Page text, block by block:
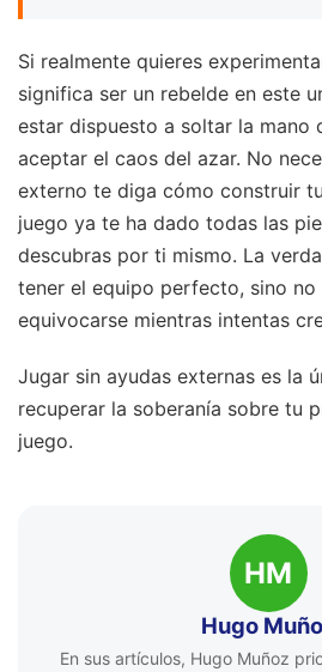
Si realmente quieres
significa ser un rebelde en este
estar dispuesto a soltar la mano
aceptar el caos del azar. No
externo te diga cómo construir
juego ya te ha dado todas las
descubras por ti mismo. La
tener el equipo perfecto, sino no
equivocarse mientras intentas
Jugar sin ayudas externas es la
recuperar la soberanía sobre tu
juego.
HM
Hugo
En sus artículos, Hugo Muñoz